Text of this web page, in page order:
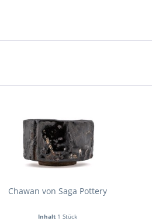
Chawan von Saga Pottery
Inhalt 1 Stück